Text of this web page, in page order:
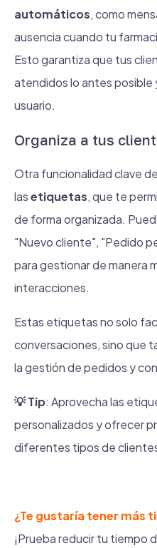
automáticos, como
ausencia cuando tu
Esto garantiza que tus
atendidos lo antes posible
usuario.
Organiza a tus
Otra funcionalidad clave de
lasetiquetas, que te
de forma organizada.
"Nuevo cliente", "Pedido
para gestionar de manera
interacciones.
Estas etiquetas no solo
conversaciones, sino que
la gestión de pedidos y
💡 Tip: Aprovecha las
personalizados y ofrecer
diferentes tipos de
¿Te gustaría tener más
¡Prueba reducir tu tiempo